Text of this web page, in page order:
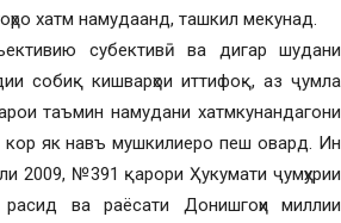
хатм намудаанд, ташкил мекунад.
субективӣ ва дигар шудани
собиқ кишварҳои иттифоқ, аз ҷумла
таъмин намудани хатмкунандагони
кор як навъ мушкилиеро пеш овард. Ин
2009, №391 қарори Ҳукумати ҷумҳурии
ва раёсати Донишгоҳи миллии